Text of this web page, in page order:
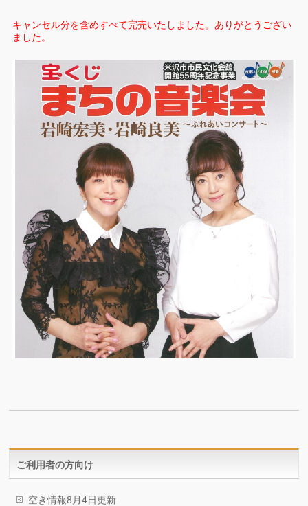
キャンセル分を含めすべて完売いたしました。ありがとうござい
ました。
ご利用者の方向け
空き情報8月4日更新